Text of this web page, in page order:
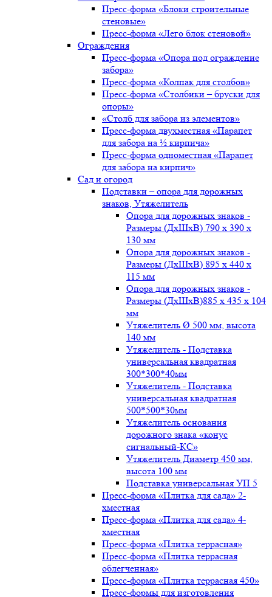
Пресс-форма «Блоки строительные
стеновые»
Пресс-форма «Лего блок стеновой»
Ограждения
Пресс-форма «Опора под ограждение
забора»
Пресс-форма «Колпак для столбов»
Пресс-форма «Столбики – бруски для
опоры»
«Столб для забора из элементов»
Пресс-форма двухместная «Парапет
для забора на ½ кирпича»
Пресс-форма одноместная «Парапет
для забора на кирпич»
Сад и огород
Подставки – опора для дорожных
знаков, Утяжелитель
Опора для дорожных знаков -
Размеры (ДxШxВ) 790 x 390 x
130 мм
Опора для дорожных знаков -
Размеры (ДxШxВ) 895 x 440 x
115 мм
Опора для дорожных знаков -
Размеры (ДxШxВ)885 x 435 x 104
мм
Утяжелитель Ø 500 мм, высота
140 мм
Утяжелитель - Подставка
универсальная квадратная
300*300*40мм
Утяжелитель - Подставка
универсальная квадратная
500*500*30мм
Утяжелитель основания
дорожного знака «конус
сигнальный-КС»
Утяжелитель Диаметр 450 мм,
высота 100 мм
Подставка универсальная УП 5
Пресс-форма «Плитка для сада» 2-
хместная
Пресс-форма «Плитка для сада» 4-
хместная
Пресс-форма «Плитка террасная»
Пресс-форма «Плитка террасная
облегченная»
Пресс-форма «Плитка террасная 450»
Пресс-формы для изготовления